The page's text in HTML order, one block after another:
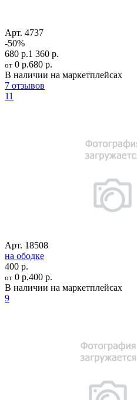
Арт. 4737
-50%
680 р.1 360 р.
от 0 р.680 р.
В наличии на маркетплейсах
7 отзывов
11
Арт. 18508
на ободке
400 р.
от 0 р.400 р.
В наличии на маркетплейсах
9